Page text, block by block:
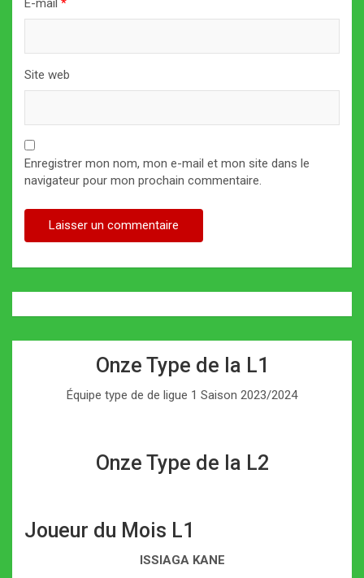
E-mail *
Site web
Enregistrer mon nom, mon e-mail et mon site dans le
navigateur pour mon prochain commentaire.
Onze Type de la L1
Équipe type de de ligue 1 Saison 2023/2024
Onze Type de la L2
Joueur du Mois L1
ISSIAGA KANE